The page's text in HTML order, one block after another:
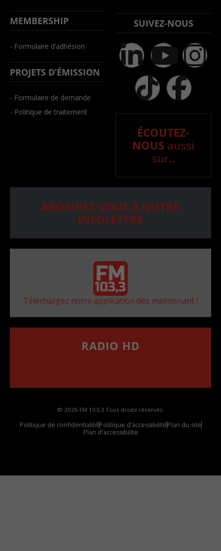
MEMBERSHIP
- Formulaire d’adhésion
PROJETS D’ÉMISSION
- Formulaire de demande
- Politique de traitement
SUIVEZ-NOUS
ÉCOUTEZ-
NOUS aussi
sur..
ABONNEZ-VOUS À NOTRE
INFOLETTRE
Téléchargez notre application dès maintenant !
RADIO HD
© 2026 FM 103,3 Tous droits réservés.
Politique de confidentialitéPolitique d’accessibilitéPlan du site
Plan d'accessibilite